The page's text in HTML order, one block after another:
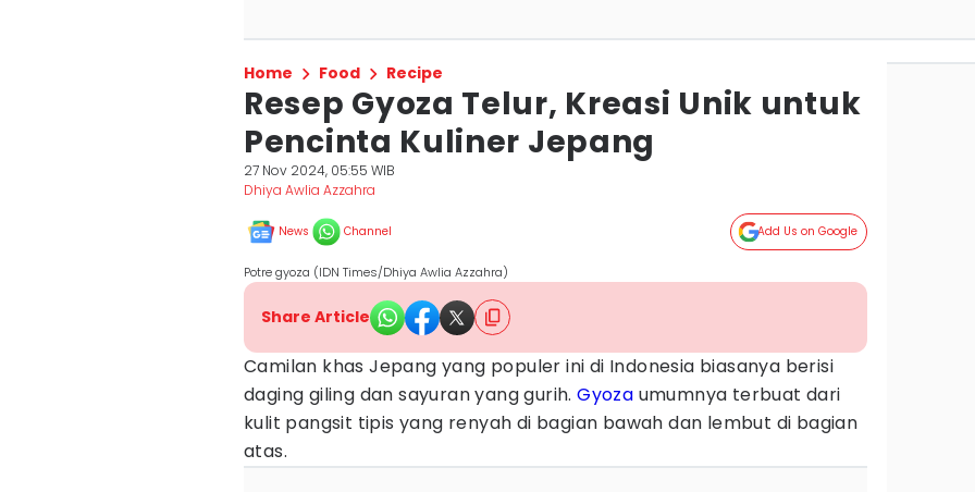
Home Food Recipe
Resep Gyoza Telur, Kreasi Unik untuk
Pencinta Kuliner Jepang
27 Nov 2024, 05:55 WIB
Dhiya Awlia Azzahra
News Channel Add Us on Google
Potre gyoza (IDN Times/Dhiya Awlia Azzahra)
Share Article
Camilan khas Jepang yang populer ini di Indonesia biasanya berisi
daging giling dan sayuran yang gurih.Gyoza umumnya terbuat dari
kulit pangsit tipis yang renyah di bagian bawah dan lembut di bagian
atas.